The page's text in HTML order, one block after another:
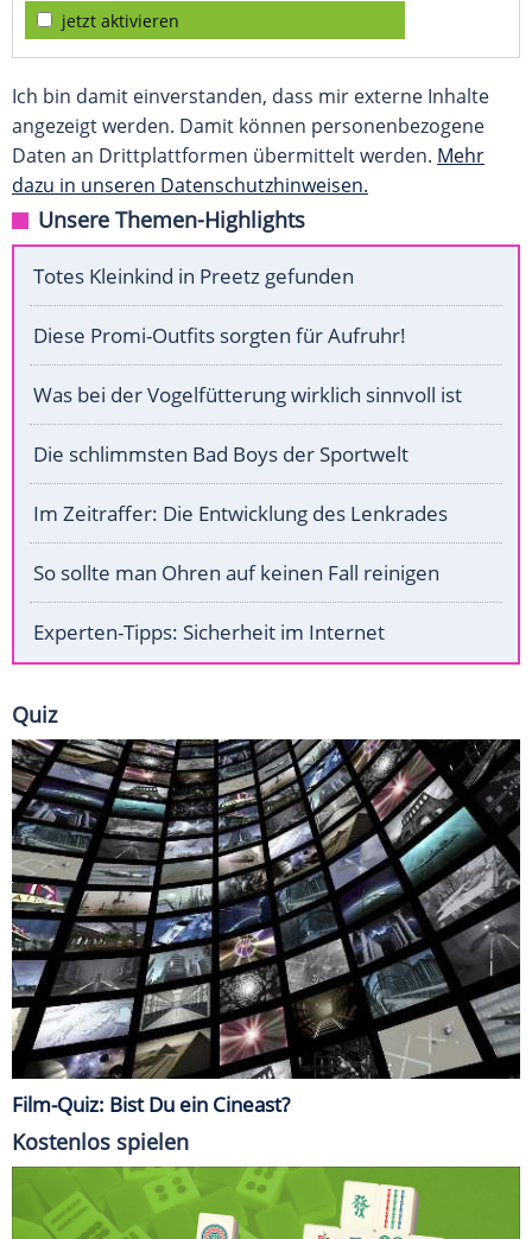
jetzt aktivieren
Ich bin damit einverstanden, dass mir externe Inhalte
angezeigt werden. Damit können personenbezogene
Daten an Drittplattformen übermittelt werden. Mehr
dazu in unseren Datenschutzhinweisen.
Unsere Themen-Highlights
Totes Kleinkind in Preetz gefunden
Diese Promi-Outfits sorgten für Aufruhr!
Was bei der Vogelfütterung wirklich sinnvoll ist
Die schlimmsten Bad Boys der Sportwelt
Im Zeitraffer: Die Entwicklung des Lenkrades
So sollte man Ohren auf keinen Fall reinigen
Experten-Tipps: Sicherheit im Internet
Quiz
Film-Quiz: Bist Du ein Cineast?
Kostenlos spielen